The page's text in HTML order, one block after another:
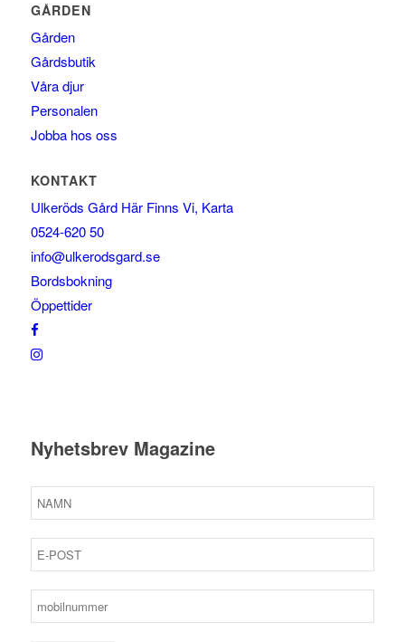
GÅRDEN
Gården
Gårdsbutik
Våra djur
Personalen
Jobba hos oss
KONTAKT
Ulkeröds Gård Här Finns Vi, Karta
0524-620 50
info@ulkerodsgard.se
Bordsbokning
Öppettider
Nyhetsbrev Magazine